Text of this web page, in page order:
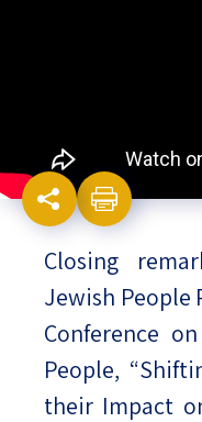
Closing
Jewish People
Conference
People,
their Impact